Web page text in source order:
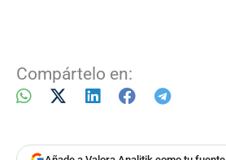
Compártelo en: